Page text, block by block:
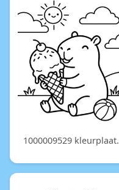
1000009529 kleurplaat.